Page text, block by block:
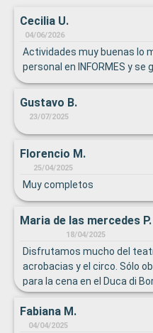
Cecilia U.
04/06/2026
Actividades muy buenas lo
personal en INFORMES y se
Gustavo B.
23/07/2025
Florencio M.
25/04/2025
Muy completos
Maria de las mercedes P.
18/04/2025
Disfrutamos mucho del
acrobacias y el circo. Sólo
para la cena en el Duca di
mesa compartida, lo cual
cambio, nos ubicaron en
nosotros dos y anduvo
Fabiana M.
04/04/2025